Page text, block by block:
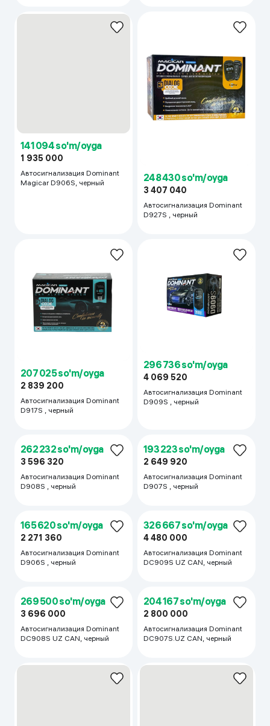
141 094 so'm/oyga
1 935 000
Автосигнализация Dominant
Magicar D906S, черный
248 430 so'm/oyga
3 407 040
Автосигнализация Dominant
D927S , черный
207 025 so'm/oyga
2 839 200
Автосигнализация Dominant
D917S , черный
296 736 so'm/oyga
4 069 520
Автосигнализация Dominant
D909S , черный
262 232 so'm/oyga
3 596 320
Автосигнализация Dominant
D908S , черный
193 223 so'm/oyga
2 649 920
Автосигнализация Dominant
D907S , черный